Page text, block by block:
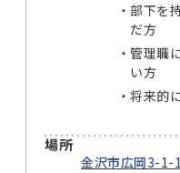
部下を
だ方
管理職
い方
将来的
場所
金沢市広岡3-